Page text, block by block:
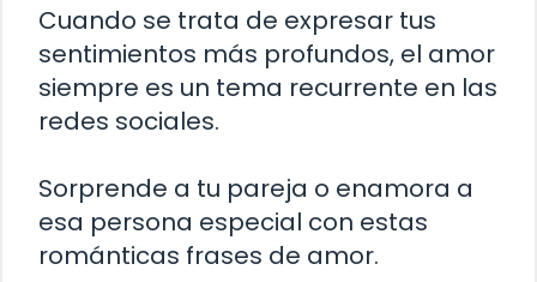
Cuando se trata de expresar tus
sentimientos más profundos, el amor
siempre es un tema recurrente en las
redes sociales.
Sorprende a tu pareja o enamora a
esa persona especial con estas
románticas frases de amor.